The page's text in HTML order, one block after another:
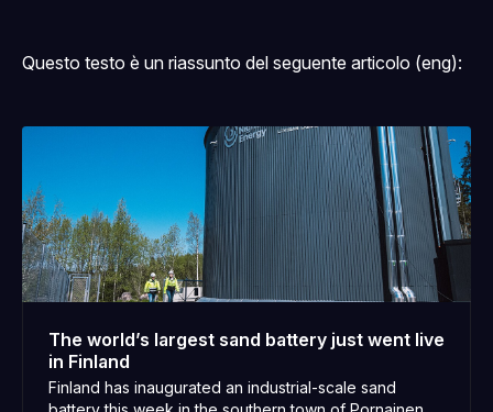
Questo testo è un riassunto del seguente articolo (eng):
The world’s largest sand battery just went live
in Finland
Finland has inaugurated an industrial-scale sand